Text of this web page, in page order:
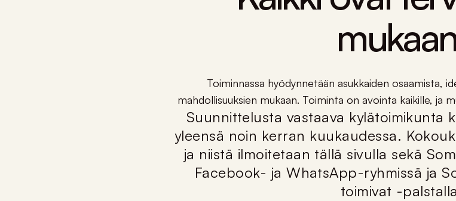
Toiminnassa hyödynnetään asukkaiden osaamista,
mahdollisuuksien mukaan. Toiminta on avointa kaikille, ja
Suunnittelusta vastaava kylätoimikunta
yleensä noin kerran kuukaudessa.
ja niistä ilmoitetaan tällä sivulla sekä
Facebook- ja WhatsApp-ryhmissä ja
toimivat -